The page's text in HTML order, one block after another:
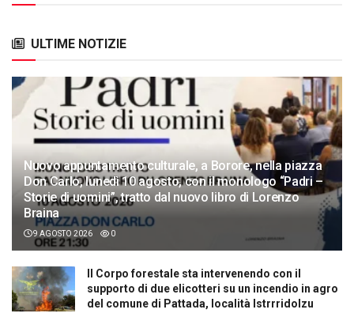
ULTIME NOTIZIE
Nuovo appuntamento culturale, a Borore, nella piazza
Don Carlo, lunedì 10 agosto, con il monologo “Padri –
Storie di uomini”, tratto dal nuovo libro di Lorenzo
Braina
9 AGOSTO 2026 0
Il Corpo forestale sta intervenendo con il
supporto di due elicotteri su un incendio in agro
del comune di Pattada, località Istrrridolzu